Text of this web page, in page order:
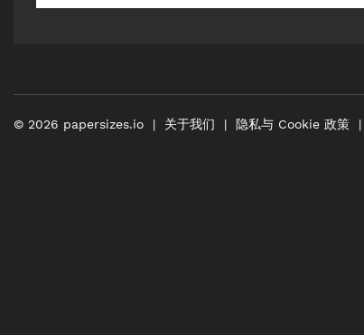
© 2026 papersizes.io 关于我们 隐私与 Cookie 政策